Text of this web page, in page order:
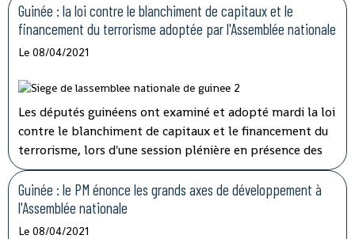
Guinée : la loi contre le blanchiment de capitaux et le
financement du terrorisme adoptée par l'Assemblée nationale
Le 08/04/2021
Les députés guinéens ont examiné et adopté mardi la loi
contre le blanchiment de capitaux et le financement du
terrorisme, lors d'une session plénière en présence des
membres du gouvernement.
Guinée : le PM énonce les grands axes de développement à
l'Assemblée nationale
Le 08/04/2021